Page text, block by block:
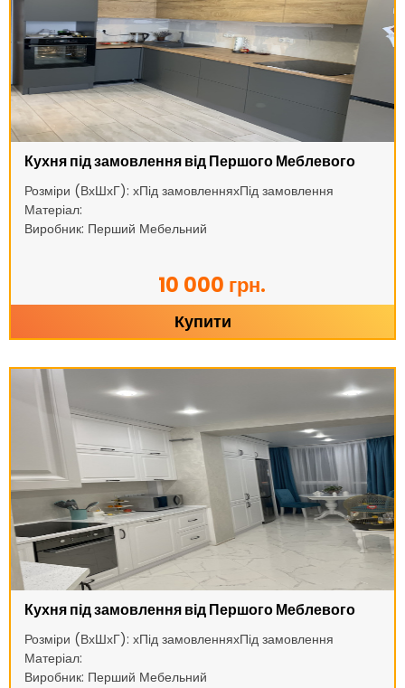
Кухня під замовлення від Першого Меблевого
Розміри (ВхШхГ): хПід замовленняхПід замовлення
Матеріал:
Виробник: Перший Мебельний
10 000 грн.
Купити
Кухня під замовлення від Першого Меблевого
Розміри (ВхШхГ): хПід замовленняхПід замовлення
Матеріал:
Виробник: Перший Мебельний